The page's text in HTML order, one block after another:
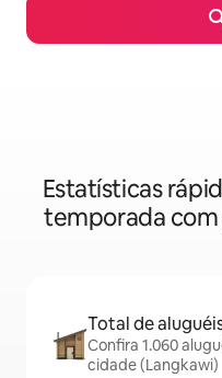
Estatísticas
temporada
Total de
Confira 1.060
cidade (Langkawi)